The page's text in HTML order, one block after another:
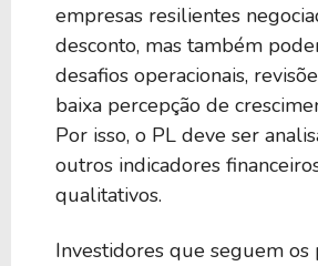
empresas resilientes
desconto, mas também
desafios operacionais,
baixa percepção de
Por isso, o PL deve ser
outros indicadores
qualitativos.
Investidores que seguem os